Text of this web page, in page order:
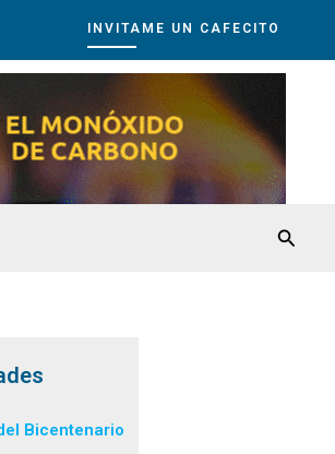
INVITAME UN CAFECITO
Bicentenario